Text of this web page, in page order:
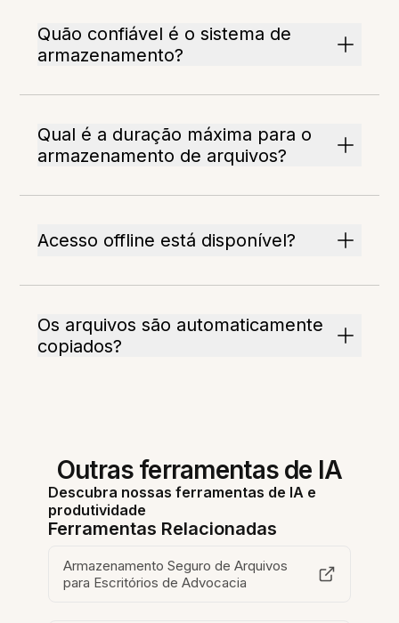
Quão confiável é o sistema de
armazenamento?
Qual é a duração máxima para o
armazenamento de arquivos?
Acesso offline está disponível?
Os arquivos são automaticamente
copiados?
Outras ferramentas de IA
Descubra nossas ferramentas de IA e
produtividade
Ferramentas Relacionadas
Armazenamento Seguro de Arquivos
para Escritórios de Advocacia